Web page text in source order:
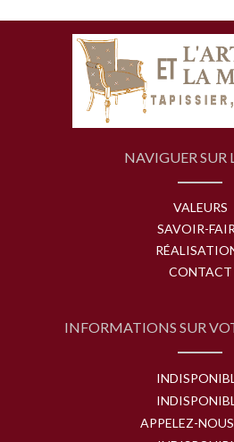
NAVIGUER SUR
VALEURS
SAVOIR-
CONTACT
INFORMATIONS SUR
APPELEZ-